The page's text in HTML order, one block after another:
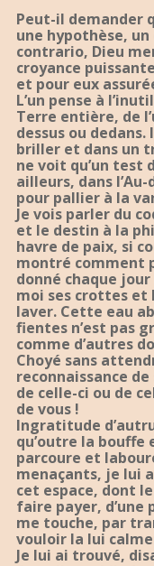
Peut-il demander
une hypothèse,
contrario, Dieu
croyance
et pour eux
L’un pense à
Terre entière, de
dessus ou
briller et dans un
ne voit qu’un test
ailleurs, dans
pour pallier à la
Je vois parler du
et le destin à la
havre de paix, si
montré comment
donné chaque
moi ses crottes
laver. Cette eau
fientes n’est pas
comme d’autres
Choyé sans
reconnaissance
de celle-ci ou de
de vous !
Ingratitude
qu’outre la bouffe
parcoure et
menaçants, je lui
cet espace, dont
faire payer, d’une
me touche, par
vouloir la lui
Je lui ai trouvé,